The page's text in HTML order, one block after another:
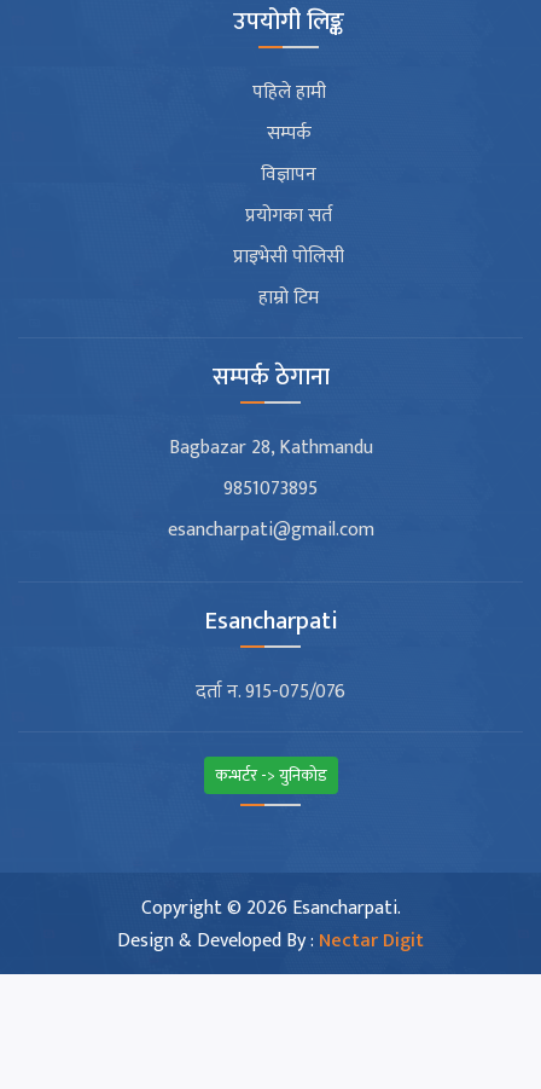
उपयोगी लिङ्क
पहिले हामी
सम्पर्क
विज्ञापन
प्रयोगका सर्त
प्राइभेसी पोलिसी
हाम्रो टिम
सम्पर्क ठेगाना
Bagbazar 28, Kathmandu
9851073895
esancharpati@gmail.com
Esancharpati
दर्ता न. 915-075/076
कन्भर्टर -> युनिकोड
Copyright © 2026 Esancharpati.
Design & Developed By : Nectar Digit